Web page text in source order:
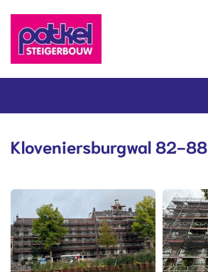
Kloveniersburgwal 82-88